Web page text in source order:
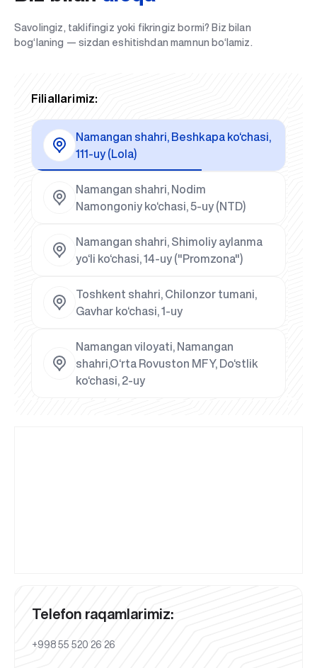
Savolingiz, taklifingiz yoki fikringiz bormi? Biz bilan
bog‘laning — sizdan eshitishdan mamnun bo‘lamiz.
Filiallarimiz:
Namangan shahri, Beshkapa ko‘chasi,
111-uy (Lola)
Namangan shahri, Nodim
Namongoniy ko‘chasi, 5-uy (NTD)
Namangan shahri, Shimoliy aylanma
yo‘li ko‘chasi, 14-uy ("Promzona")
Toshkent shahri, Chilonzor tumani,
Gavhar ko‘chasi, 1-uy
Namangan viloyati, Namangan
shahri,O‘rta Rovuston MFY, Do‘stlik
ko‘chasi, 2-uy
Telefon raqamlarimiz:
+998 55 520 26 26